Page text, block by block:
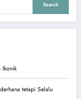
Search
Ikonik
tetapi Selalu